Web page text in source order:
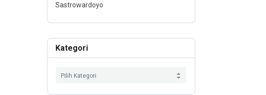
Sastrowardoyo
Kategori